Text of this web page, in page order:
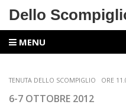
Dello
MENU
TENUTA DELLO SCOMPIGLIO ORE
6-7 OTTOBRE 2012